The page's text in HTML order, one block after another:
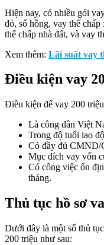
Hiện nay, có nhiều gói
đỏ, sổ hồng, vay thế
thế chấp nhà đất, và vay
Xem thêm: Lãi suất vay
Điều kiện vay
Điều kiện để vay 200
Là công dân Việt
Trong độ tuổi lao
Có đầy đủ
Mục đích vay vốn
Có công việc ổn
tháng.
Thủ tục hồ sơ
Dưới đây là một số thủ
200 triệu như sau: